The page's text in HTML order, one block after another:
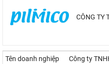
CÔNG TY
Tên doanh nghiệp Công ty